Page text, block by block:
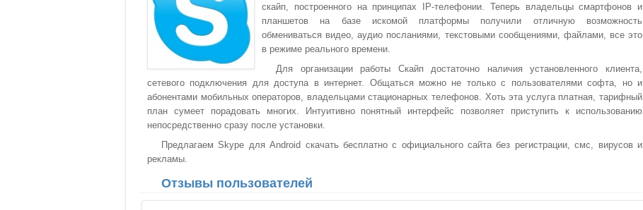
скайп, построенного на принципах IP-телефонии. Теперь владельцы смартфонов и
планшетов на базе искомой платформы получили отличную возможность
обмениваться видео, аудио посланиями, текстовыми сообщениями, файлами, все это
в режиме реального времени.
Для организации работы Скайп достаточно наличия установленного клиента,
сетевого подключения для доступа в интернет. Общаться можно не только с пользователями софта, но и
абонентами мобильных операторов, владельцами стационарных телефонов. Хоть эта услуга платная, тарифный
план сумеет порадовать многих. Интуитивно понятный интерфейс позволяет приступить к использованию
непосредственно сразу после установки.
Предлагаем Skype для Android скачать бесплатно с официального сайта без регистрации, смс, вирусов и
рекламы.
Отзывы пользователей